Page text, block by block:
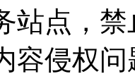
站点，
容侵权